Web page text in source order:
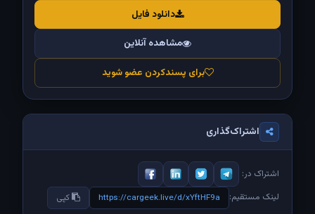
دانلود فایل
مشاهده آنلاین
برای پسندکردن عضو شوید
اشتراک‌گذاری
اشتراک در:
لینک مستقیم: https://cargeek.live/d/xYftHF9a کپی